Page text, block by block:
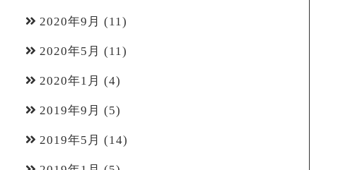
2020年9月 (11)
2020年5月 (11)
2020年1月 (4)
2019年9月 (5)
2019年5月 (14)